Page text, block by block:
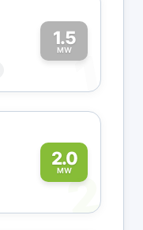
1.5
MW1
2.0
MW2